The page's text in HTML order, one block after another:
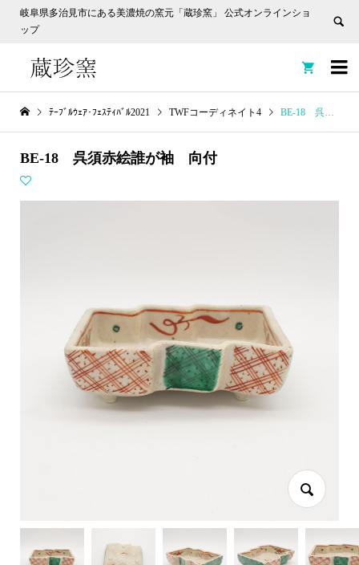
岐阜県多治見市にある美濃焼の窯元「蔵珍窯」 公式オンラインショ
ップ


ﾃｰﾌﾞﾙｳｪｱ･ﾌｪｽﾃｨﾊﾞﾙ2021 TWFコーディネイト4 BE-18 呉須赤絵誰が袖 向付
BE-18 呉須赤絵誰が袖 向付